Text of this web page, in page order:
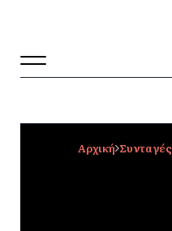
Αρχική Συνταγές